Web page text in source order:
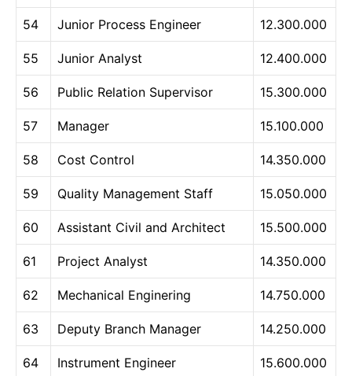
54 Junior Process Engineer 12.300.000
55 Junior Analyst 12.400.000
56 Public Relation Supervisor 15.300.000
57 Manager 15.100.000
58 Cost Control 14.350.000
59 Quality Management Staff 15.050.000
60 Assistant Civil and Architect 15.500.000
61 Project Analyst 14.350.000
62 Mechanical Enginering 14.750.000
63 Deputy Branch Manager 14.250.000
64 Instrument Engineer 15.600.000